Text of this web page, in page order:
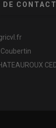
DE CONTACT